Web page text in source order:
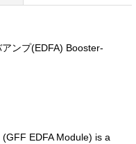
ンプ(EDFA) Booster-
EDFA Module) is a